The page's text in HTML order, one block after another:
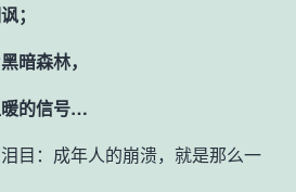
；
暗森林，
暖的信号…